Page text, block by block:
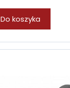
Do koszyka